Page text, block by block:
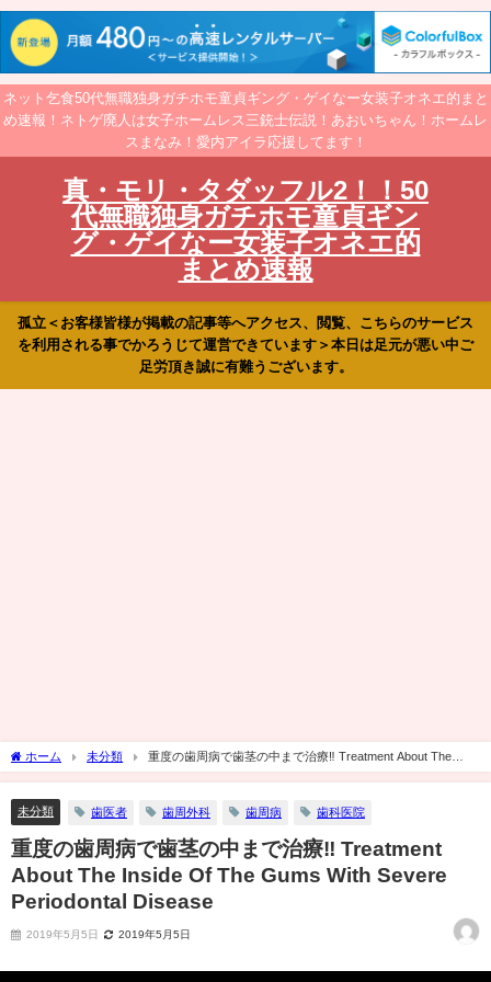
ネット乞食50代無職独身ガチホモ童貞ギング・ゲイなー女装子オネエ的まと
め速報！ネトゲ廃人は女子ホームレス三銃士伝説！あおいちゃん！ホームレ
スまなみ！愛内アイラ応援してます！
真・モリ・タダッフル2！！50
代無職独身ガチホモ童貞ギン
グ・ゲイなー女装子オネエ的
まとめ速報
孤立＜お客様皆様が掲載の記事等へアクセス、閲覧、こちらのサービス
を利用される事でかろうじて運営できています＞本日は足元が悪い中ご
足労頂き誠に有難うございます。
ホーム 未分類
重度の歯周病で歯茎の中まで治療‼︎ Treatment About The
Inside Of The Gums With Severe Periodontal Disease
未分類 歯医者 歯周外科 歯周病 歯科医院
重度の歯周病で歯茎の中まで治療‼︎ Treatment
About The Inside Of The Gums With Severe
Periodontal Disease
2019年5月5日 2019年5月5日